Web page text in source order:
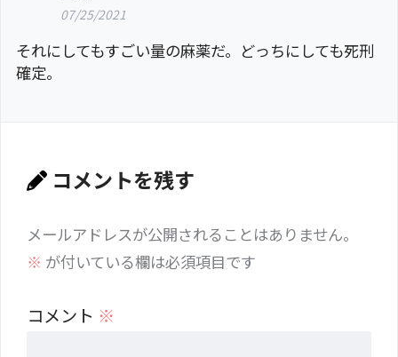
07/25/2021
それにしてもすごい量の麻薬だ。どっちにしても死刑
確定。
コメントを残す
メールアドレスが公開されることはありません。
※ が付いている欄は必須項目です
コメント ※